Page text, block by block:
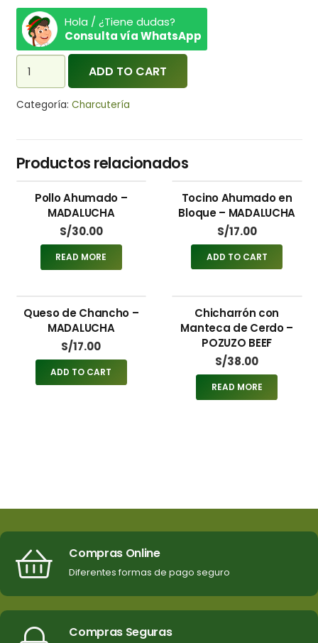
Hola / ¿Tiene dudas?
Consulta vía WhatsApp
Ahumado
Pozuzo
ADD TO CART
Categoría: Charcutería
Productos relacionados
Pollo Ahumado –
MADALUCHA
S/30.00
READ MORE
Tocino Ahumado en
Bloque – MADALUCHA
S/17.00
ADD TO CART
Queso de Chancho –
MADALUCHA
S/17.00
ADD TO CART
Chicharrón con
Manteca de Cerdo –
POZUZO BEEF
S/38.00
READ MORE
Compras Online
Diferentes formas de pago seguro
Compras Seguras